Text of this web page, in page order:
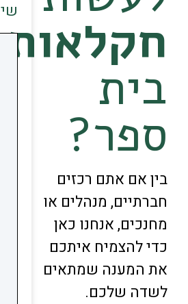
אם אתם רכזים
מנהלים או
אנחנו כאן
להצמיח איתכם
המענה שמתאים
שלכם.
שיחה